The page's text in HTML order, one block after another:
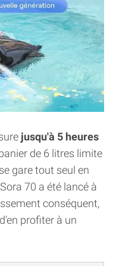
jusqu'à 5 heures
de 6 litres limite
gare tout seul en
70 a été lancé à
conséquent,
profiter à un